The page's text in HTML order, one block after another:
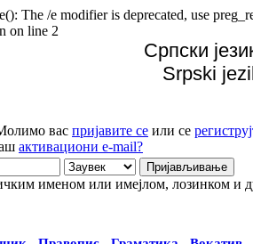
The /e modifier is deprecated, use
on line 2
Српски
Srpski
вас пријавите се или се
активациони e-mail?
именом или имејлом, лозинком и